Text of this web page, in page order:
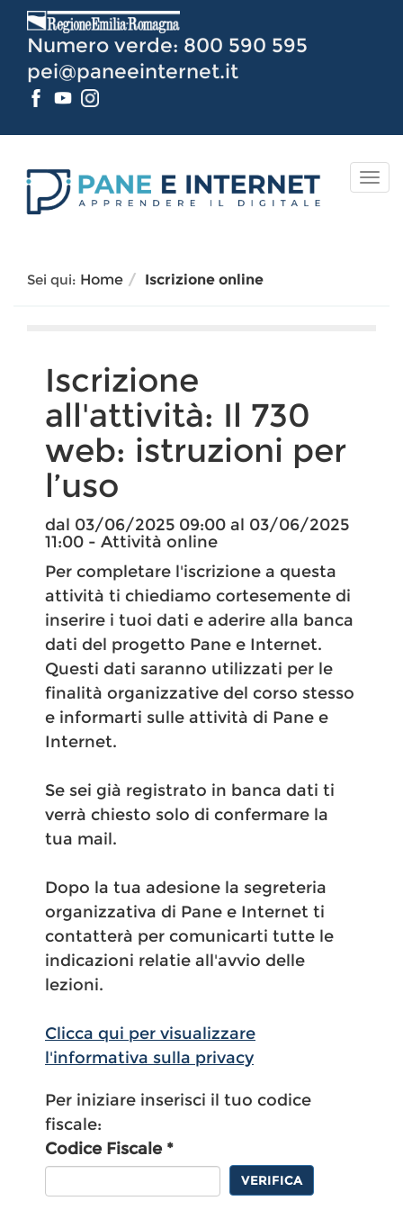
Contenuto
Numero verde: 800 590 595
pei@paneeinternet.it
Sei qui: Home Iscrizione online
Iscrizione
all'attività: Il 730
web: istruzioni per
l’uso
dal 03/06/2025 09:00 al 03/06/2025
11:00 - Attività online
Per completare l'iscrizione a questa
attività ti chiediamo cortesemente di
inserire i tuoi dati e aderire alla banca
dati del progetto Pane e Internet.
Questi dati saranno utilizzati per le
finalità organizzative del corso stesso
e informarti sulle attività di Pane e
Internet.
Se sei già registrato in banca dati ti
verrà chiesto solo di confermare la
tua mail.
Dopo la tua adesione la segreteria
organizzativa di Pane e Internet ti
contatterà per comunicarti tutte le
indicazioni relatie all'avvio delle
lezioni.
Clicca qui per visualizzare
l'informativa sulla privacy
Per iniziare inserisci il tuo codice
fiscale:
Codice Fiscale *
VERIFICA